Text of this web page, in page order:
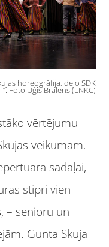
horeogrāfija, dejo SDK
Foto Uģis Brālēns (LNKC)
vērtējumu
veikumam.
sadaļai,
stipri vien
– senioru un
Gunta Skuja